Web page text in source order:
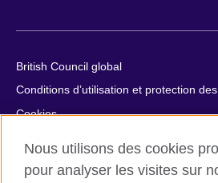
British Council global
Conditions d’utilisation et protection
Cookies
Nous utilisons des cookies
pour analyser les visites sur